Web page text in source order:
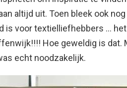
altijd uit. Toen bleek ook
is voor textielliefhebbers …
Hoe geweldig is dat.
echt noodzakelijk.